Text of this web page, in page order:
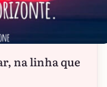
na linha que